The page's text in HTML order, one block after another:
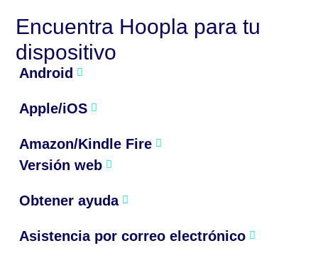
Encuentra Hoopla para tu
dispositivo
Android
Apple/iOS
Amazon/Kindle Fire
Versión web
Obtener ayuda
Asistencia por correo electrónico